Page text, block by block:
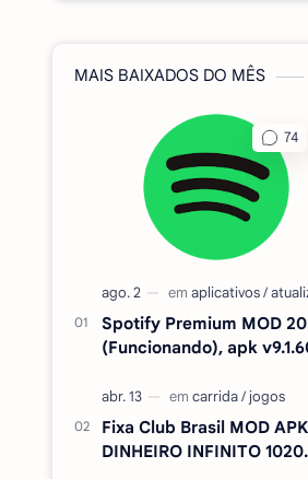
MAIS BAIXADOS DO MÊS
Spotify Premium MOD
(Funcionando), apk
Fixa Club Brasil MOD APK
DINHEIRO INFINITO